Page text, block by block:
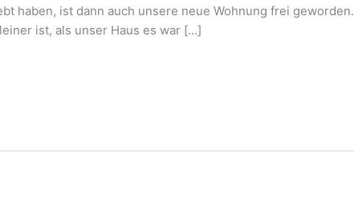
haben, ist dann auch unsere neue Wohnung frei geworden.
ist, als unser Haus es war […]